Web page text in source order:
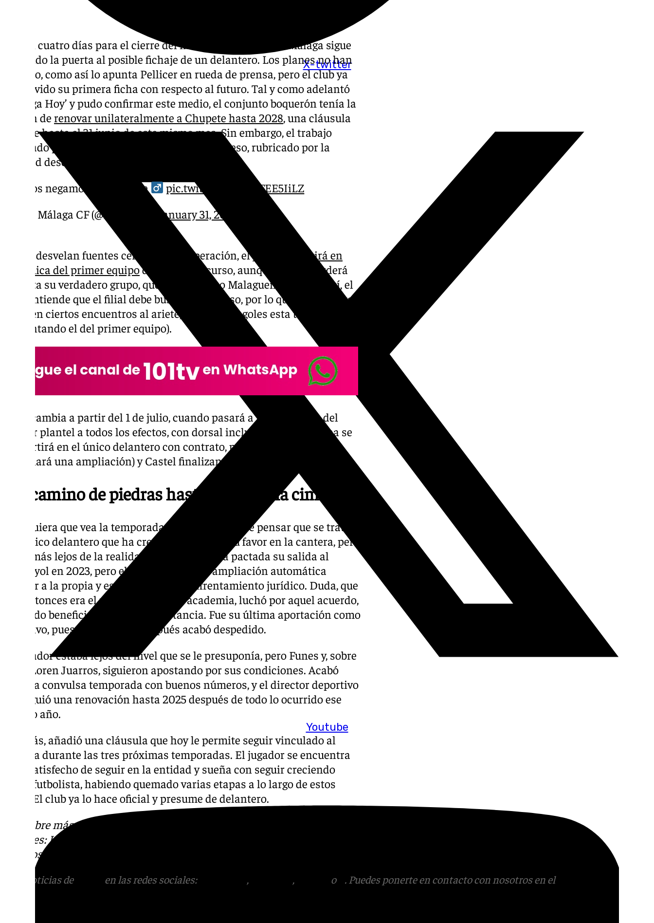
X-twitter
Youtube
Faltan cuatro días para el cierre del mercado invernal y el Málaga sigue
abriendo la puerta al posible fichaje de un delantero. Los planes no han
variado, como así lo apunta Pellicer en rueda de prensa, pero el club ya
ha movido su primera ficha con respecto al futuro. Tal y como adelantó
‘Málaga Hoy’ y pudo confirmar este medio, el conjunto boquerón tenía la
opción de renovar unilateralmente a Chupete hasta 2028, una cláusula
vigente hasta el 31 junio de este mismo mes. Sin embargo, el trabajo
realizado por el punta ha adelantado este proceso, rubricado por la
entidad desde este momento y haciéndolo oficial.
Nos negamos a dejar el te ‍
pic.twitter.com/YOFEE5IiLZ
— Málaga CF (@MalagaCF)
January 31, 2025
Según desvelan fuentes cercanas a la operación, el jugador
seguirá en
dinámica del primer equipodurante este curso, aunque nunca perderá
de vista su verdadero grupo, que es el Atlético Malagueño. Este año sí, el
club entiende que el filial debe buscar el ascenso, por lo que no descartan
bajar en ciertos encuentros al ariete, que lleva 18 goles esta temporada
(19 contando el del primer equipo).
Todo cambia a partir del 1 de julio, cuando pasará a ser futbolista del
primer plantel a todos los efectos, con dorsal incluido. De esta forma se
convertirá en el único delantero con contrato, pues Roko, Dioni (se
negociará una ampliación) y Castel finalizan en 2025.
Un camino de piedras hasta alcanzar la cima
Cualquiera que vea la temporada de Chupete puede pensar que se trata
del típico delantero que ha crecido con todo a su favor en la cantera, pero
nada más lejos de la realidad. El jugador tenía pactada su salida al
Espanyol en 2023, pero el club ejecutó una ampliación automática
similar a la propia y esto le llevó a un enfrentamiento jurídico. Duda, que
por entonces era el responsable de la academia, luchó por aquel acuerdo,
saliendo beneficiado en última instancia. Fue su última aportación como
directivo, pues poco tiempo después acabó despedido.
El jugador estaba lejos del nivel que se le presuponía, pero Funes y, sobre
todo, Loren Juarros, siguieron apostando por sus condiciones. Acabó
aquella convulsa temporada con buenos números, y el director deportivo
consiguió una renovación hasta 2025 después de todo lo ocurrido ese
mismo año.
Además, añadió una cláusula que hoy le permite seguir vinculado al
Málaga durante las tres próximas temporadas. El jugador se encuentra
muy satisfecho de seguir en la entidad y sueña con seguir creciendo
como futbolista, habiendo quemado varias etapas a lo largo de estos
años. El club ya lo hace oficial y presume de delantero.
Descubre más noticias de 101Tv en las redes
sociales:Instagram
con nosotros en el correo
Más noticias de en las redes sociales: , , o
. Puedes ponerte en contacto con nosotros en el